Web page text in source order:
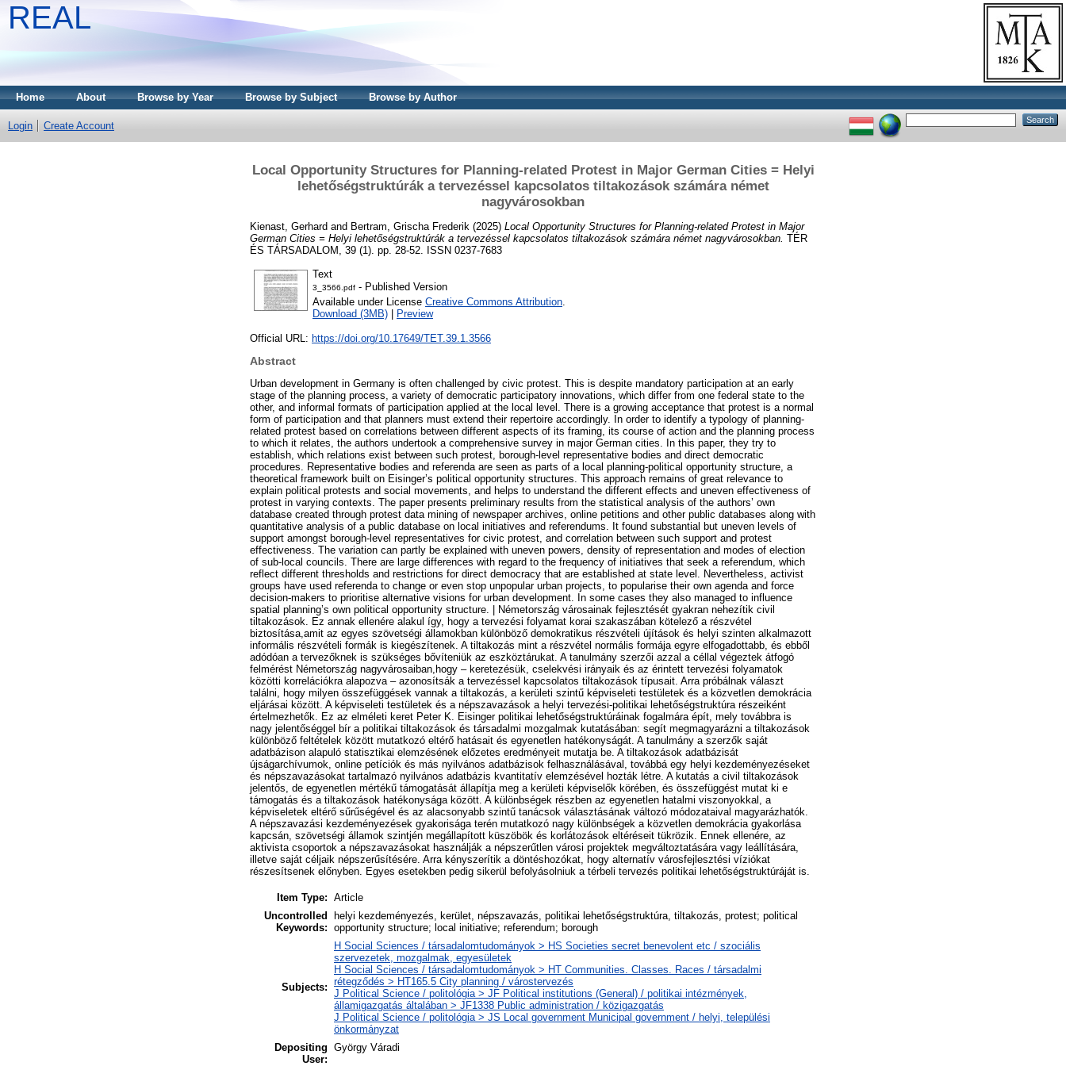
REAL
Home About Browse by Year Browse by Subject Browse by Author
Login Create Account
Local Opportunity Structures for Planning-related Protest in Major German Cities = Helyi
lehetőségstruktúrák a tervezéssel kapcsolatos tiltakozások számára német
nagyvárosokban
Kienast, Gerhard and Bertram, Grischa Frederik (2025) Local Opportunity Structures for Planning-related Protest in Major
German Cities = Helyi lehetőségstruktúrák a tervezéssel kapcsolatos tiltakozások számára német nagyvárosokban. TÉR
ÉS TÁRSADALOM, 39 (1). pp. 28-52. ISSN 0237-7683
Text
3_3566.pdf - Published Version
Available under License Creative Commons Attribution.
Download (3MB)
Preview
Official URL: https://doi.org/10.17649/TET.39.1.3566
Abstract
Urban development in Germany is often challenged by civic protest. This is despite mandatory participation at an early
stage of the planning process, a variety of democratic participatory innovations, which differ from one federal state to the
other, and informal formats of participation applied at the local level. There is a growing acceptance that protest is a normal
form of participation and that planners must extend their repertoire accordingly. In order to identify a typology of planning-
related protest based on correlations between different aspects of its framing, its course of action and the planning process
to which it relates, the authors undertook a comprehensive survey in major German cities. In this paper, they try to
establish, which relations exist between such protest, borough-level representative bodies and direct democratic
procedures. Representative bodies and referenda are seen as parts of a local planning-political opportunity structure, a
theoretical framework built on Eisinger’s political opportunity structures. This approach remains of great relevance to
explain political protests and social movements, and helps to understand the different effects and uneven effectiveness of
protest in varying contexts. The paper presents preliminary results from the statistical analysis of the authors’ own
database created through protest data mining of newspaper archives, online petitions and other public databases along with
quantitative analysis of a public database on local initiatives and referendums. It found substantial but uneven levels of
support amongst borough-level representatives for civic protest, and correlation between such support and protest
effectiveness. The variation can partly be explained with uneven powers, density of representation and modes of election
of sub-local councils. There are large differences with regard to the frequency of initiatives that seek a referendum, which
reflect different thresholds and restrictions for direct democracy that are established at state level. Nevertheless, activist
groups have used referenda to change or even stop unpopular urban projects, to popularise their own agenda and force
decision-makers to prioritise alternative visions for urban development. In some cases they also managed to influence
spatial planning’s own political opportunity structure. | Németország városainak fejlesztését gyakran nehezítik civil
tiltakozások. Ez annak ellenére alakul így, hogy a tervezési folyamat korai szakaszában kötelező a részvétel
biztosítása,amit az egyes szövetségi államokban különböző demokratikus részvételi újítások és helyi szinten alkalmazott
informális részvételi formák is kiegészítenek. A tiltakozás mint a részvétel normális formája egyre elfogadottabb, és ebből
adódóan a tervezőknek is szükséges bővíteniük az eszköztárukat. A tanulmány szerzői azzal a céllal végeztek átfogó
felmérést Németország nagyvárosaiban,hogy – keretezésük, cselekvési irányaik és az érintett tervezési folyamatok
közötti korrelációkra alapozva – azonosítsák a tervezéssel kapcsolatos tiltakozások típusait. Arra próbálnak választ
találni, hogy milyen összefüggések vannak a tiltakozás, a kerületi szintű képviseleti testületek és a közvetlen demokrácia
eljárásai között. A képviseleti testületek és a népszavazások a helyi tervezési-politikai lehetőségstruktúra részeiként
értelmezhetők. Ez az elméleti keret Peter K. Eisinger politikai lehetőségstruktúráinak fogalmára épít, mely továbbra is
nagy jelentőséggel bír a politikai tiltakozások és társadalmi mozgalmak kutatásában: segít megmagyarázni a tiltakozások
különböző feltételek között mutatkozó eltérő hatásait és egyenetlen hatékonyságát. A tanulmány a szerzők saját
adatbázison alapuló statisztikai elemzésének előzetes eredményeit mutatja be. A tiltakozások adatbázisát
újságarchívumok, online petíciók és más nyilvános adatbázisok felhasználásával, továbbá egy helyi kezdeményezéseket
és népszavazásokat tartalmazó nyilvános adatbázis kvantitatív elemzésével hozták létre. A kutatás a civil tiltakozások
jelentős, de egyenetlen mértékű támogatását állapítja meg a kerületi képviselők körében, és összefüggést mutat ki e
támogatás és a tiltakozások hatékonysága között. A különbségek részben az egyenetlen hatalmi viszonyokkal, a
képviseletek eltérő sűrűségével és az alacsonyabb szintű tanácsok választásának változó módozataival magyarázhatók.
A népszavazási kezdeményezések gyakorisága terén mutatkozó nagy különbségek a közvetlen demokrácia gyakorlása
kapcsán, szövetségi államok szintjén megállapított küszöbök és korlátozások eltéréseit tükrözik. Ennek ellenére, az
aktivista csoportok a népszavazásokat használják a népszerűtlen városi projektek megváltoztatására vagy leállítására,
illetve saját céljaik népszerűsítésére. Arra kényszerítik a döntéshozókat, hogy alternatív városfejlesztési víziókat
részesítsenek előnyben. Egyes esetekben pedig sikerül befolyásolniuk a térbeli tervezés politikai lehetőségstruktúráját is.
Item Type: Article
Uncontrolled
Keywords:
helyi kezdeményezés, kerület, népszavazás, politikai lehetőségstruktúra, tiltakozás, protest; political
opportunity structure; local initiative; referendum; borough
Subjects:
H Social Sciences / társadalomtudományok > HS Societies secret benevolent etc / szociális
szervezetek, mozgalmak, egyesületek
H Social Sciences / társadalomtudományok > HT Communities. Classes. Races / társadalmi
rétegződés > HT165.5 City planning / várostervezés
J Political Science / politológia > JF Political institutions (General) / politikai intézmények,
államigazgatás általában > JF1338 Public administration / közigazgatás
J Political Science / politológia > JS Local government Municipal government / helyi, települési
önkormányzat
Depositing
User:
György Váradi